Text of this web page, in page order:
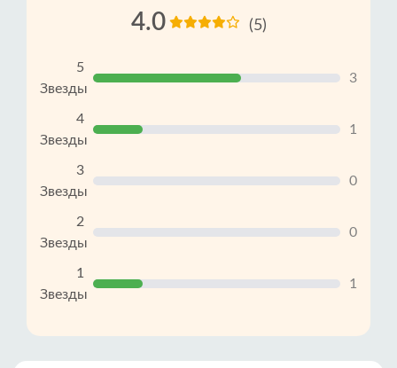
4.0 (5)
5
Звезды
3
4
Звезды
1
3
Звезды
0
2
Звезды
0
1
Звезды
1